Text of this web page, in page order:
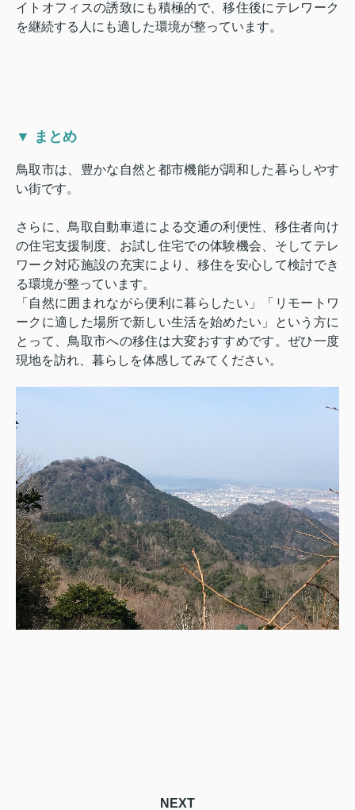
イトオフィスの誘致にも積極的で、移住後にテレワーク
を継続する人にも適した環境が整っています。
▼ まとめ
鳥取市は、豊かな自然と都市機能が調和した暮らしやす
い街です。
さらに、鳥取自動車道による交通の利便性、移住者向け
の住宅支援制度、お試し住宅での体験機会、そしてテレ
ワーク対応施設の充実により、移住を安心して検討でき
る環境が整っています。
「自然に囲まれながら便利に暮らしたい」「リモートワ
ークに適した場所で新しい生活を始めたい」という方に
とって、鳥取市への移住は大変おすすめです。ぜひ一度
現地を訪れ、暮らしを体感してみてください。
NEXT